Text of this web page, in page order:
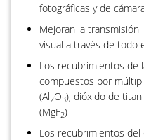
fotográficas y de
Mejoran la
visual a través de todo
Los recubrimientos de
compuestos por
(Al2O3), dióxido de
(MgF2)
Los recubrimientos